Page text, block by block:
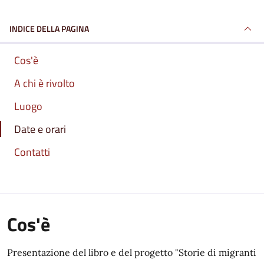
INDICE DELLA PAGINA
Cos'è
A chi è rivolto
Luogo
Date e orari
Contatti
Cos'è
Presentazione del libro e del progetto "Storie di migranti